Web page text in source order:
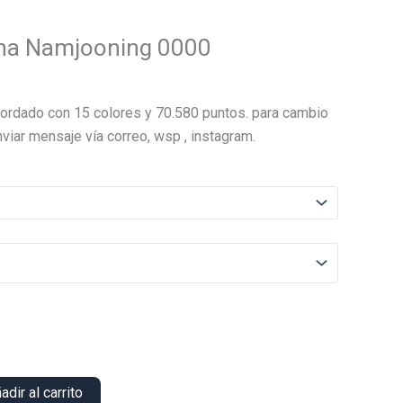
Namjooning 0000
con 15 colores y 70.580 puntos. para cambio
mensaje vía correo, wsp , instagram.
al carrito